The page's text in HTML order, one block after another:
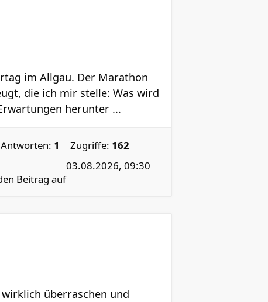
im Allgäu. Der Marathon
die ich mir stelle: Was wird
herunter ...
Antworten: 1 Zugriffe: 162
03.08.2026, 09:30
Beitrag auf
überraschen und